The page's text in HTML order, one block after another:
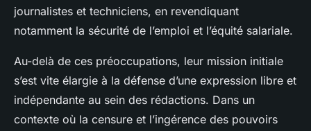
journalistes et techniciens, en revendiquant
notamment la sécurité de l’emploi et l’équité salariale.
Au-delà de ces préoccupations, leur mission initiale
s’est vite élargie à la défense d’une expression libre et
indépendante au sein des rédactions. Dans un
contexte où la censure et l’ingérence des pouvoirs